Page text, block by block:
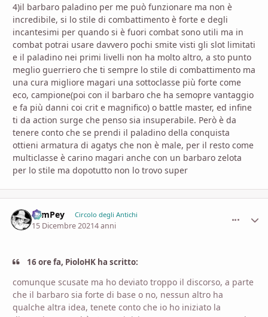
4)il barbaro paladino per me può funzionare ma non è
incredibile, si lo stile di combattimento è forte e degli
incantesimi per quando si è fuori combat sono utili ma in
combat potrai usare davvero pochi smite visti gli slot limitati
e il paladino nei primi livelli non ha molto altro, a sto punto
meglio guerriero che ti sempre lo stile di combattimento ma
una cura migliore magari una sottoclasse più forte come
eco, campione(poi con il barbaro che ha semopre vantaggio
e fa più danni coi crit e magnifico) o battle master, ed infine
ti da action surge che penso sia insuperabile. Però è da
tenere conto che se prendi il paladino della conquista
ottieni armatura di agatys che non è male, per il resto come
multiclasse è carino magari anche con un barbaro zelota
per lo stile ma dopotutto non lo trovo super
SamPey Circolo degli Antichi
15 Dicembre 20214 anni
16 ore fa, PioloHK ha scritto:
comunque scusate ma ho deviato troppo il discorso, a parte
che il barbaro sia forte di base o no, nessun altro ha
qualche altra idea, tenete conto che io ho iniziato la